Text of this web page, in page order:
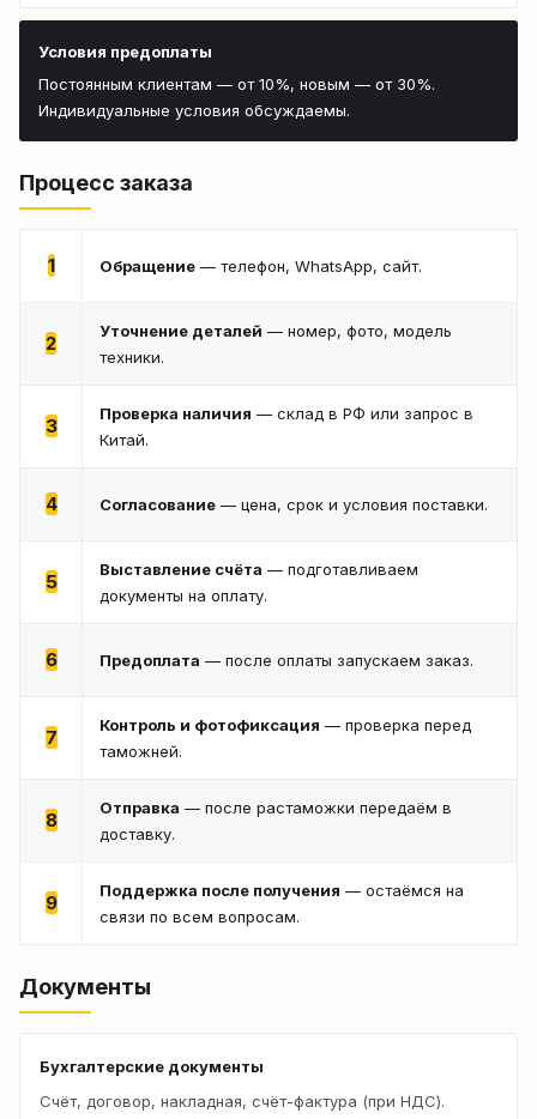
Условия предоплаты
Постоянным клиентам — от 10%, новым — от 30%.
Индивидуальные условия обсуждаемы.
Процесс заказа
1 Обращение — телефон, WhatsApp, сайт.
2
Уточнение деталей — номер, фото, модель
техники.
3
Проверка наличия — склад в РФ или запрос в
Китай.
4 Согласование — цена, срок и условия поставки.
5
Выставление счёта — подготавливаем
документы на оплату.
6 Предоплата — после оплаты запускаем заказ.
7
Контроль и фотофиксация — проверка перед
таможней.
8
Отправка — после растаможки передаём в
доставку.
9
Поддержка после получения — остаёмся на
связи по всем вопросам.
Документы
Бухгалтерские документы
Счёт, договор, накладная, счёт-фактура (при НДС).